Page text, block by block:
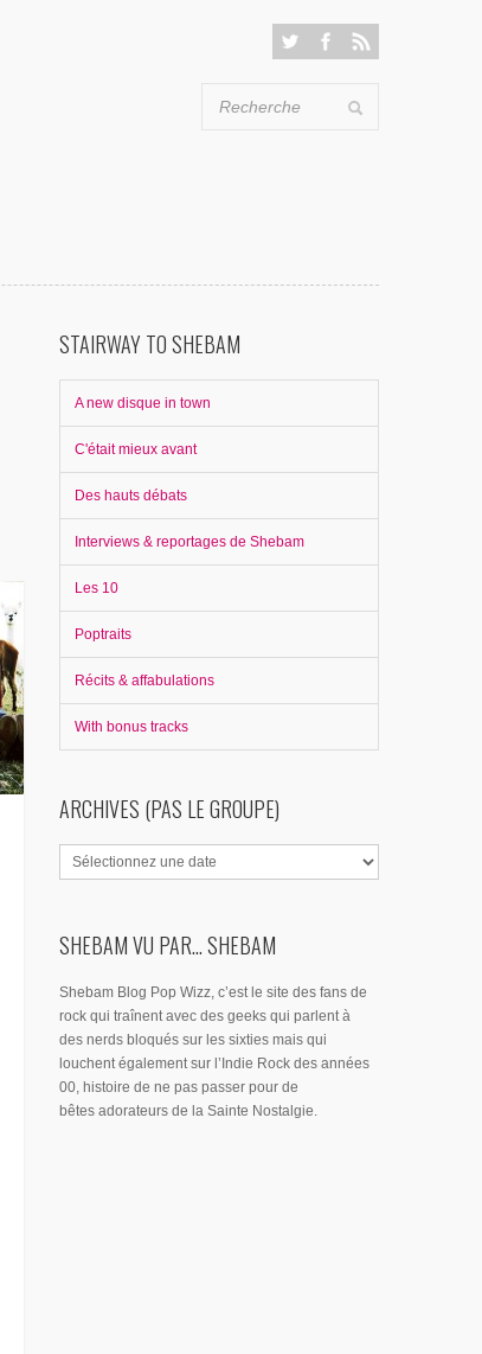
STAIRWAY TO SHEBAM
A new disque in town
C'était mieux avant
Des hauts débats
Interviews & reportages de Shebam
Les 10
Poptraits
Récits & affabulations
With bonus tracks
ARCHIVES (PAS LE GROUPE)
SHEBAM VU PAR... SHEBAM
Shebam Blog Pop Wizz, c’est le site des fans de
rock qui traînent avec des geeks qui parlent à
des nerds bloqués sur les sixties mais qui
louchent également sur l’Indie Rock des années
00, histoire de ne pas passer pour de
bêtes adorateurs de la Sainte Nostalgie.